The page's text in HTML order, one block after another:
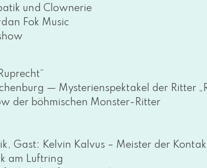
und Clownerie
Fok Music
— Mysterienspektakel der Ritter
der böh­mi­schen Monster-Ritter
Gast: Kelvin Kalvus – Meister der
am Luftring